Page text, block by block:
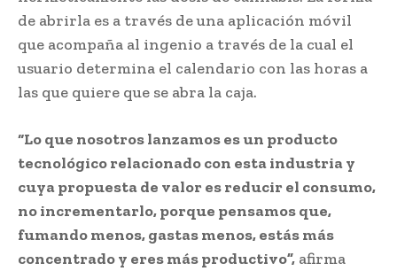
de abrirla es a través de una aplicación móvil
que acompaña al ingenio a través de la cual el
usuario determina el calendario con las horas a
las que quiere que se abra la caja.
“Lo que nosotros lanzamos es un producto
tecnológico relacionado con esta industria y
cuya propuesta de valor es reducir el consumo,
no incrementarlo, porque pensamos que,
fumando menos, gastas menos, estás más
concentrado y eres más productivo”, afirma